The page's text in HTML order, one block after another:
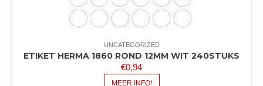
UNCATEGORIZED
ETIKET HERMA 1860 ROND 12MM WIT 240STUKS
€0,94
MEER INFO!